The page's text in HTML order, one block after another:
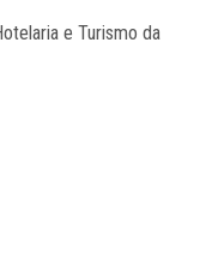
e Turismo da